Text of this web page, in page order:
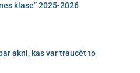
klase” 2025-2026
akni, kas var traucēt to